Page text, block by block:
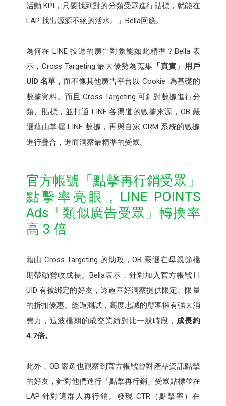
活動 KPI，只要找到對的分類受眾進行貼標，就能在
LAP 找出源源不絕的活水。」Bella回應。
為何在 LINE 投遞的廣告對象能如此精準？Bella 表
示，Cross Targeting 最大優勢為蒐集 「真實」用戶
UID 名單，而不像其他廣告平台以 Cookie 為基礎的
數據資料。而且 Cross Targeting 可針對數據進行分
類、貼標，並打通 LINE 各渠道的數據來源，OB 嚴
選藉由掌握 LINE 數據，再與自家 CRM 系統的數據
進行疊合，進而洞察最精準的受眾。
官方帳號「點擊再行銷受眾」
點擊率亮眼，LINE POINTS
Ads「類似廣告受眾」轉換率
高 3 倍
藉由 Cross Targeting 的助攻，OB 嚴選在母親節檔
期帶動營收成長。Bella表示，針對加入官方帳號且
UID 有被綁定的好友，透過喜好洞察提供限定、限量
的折扣優惠。經過測試，高度忠誠的顧客擁有強大消
費力，這波檔期的成交業績對比一般時段，成長約
4.7倍。
此外，OB 嚴選也觀察到官方帳號曾對產品資訊點擊
的好友，針對他們進行「點擊再行銷」受眾貼標並在
LAP 針對這群人再行銷。發現 CTR（點擊率）在